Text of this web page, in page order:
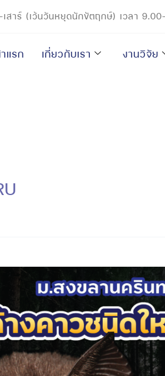
าร์ (เว้นวันหยุดนักขัตฤกษ์) เวลา
แรก เกี่ยวกับเรา งานวิจัย